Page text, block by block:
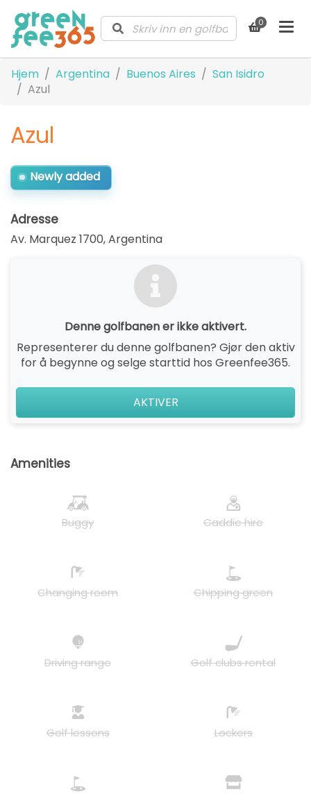
0
Hjem Argentina Buenos Aires
San Isidro
Azul
Azul
Newly added
Adresse
Av. Marquez 1700,Argentina
Denne golfbanen er ikke aktivert.
Representerer du denne golfbanen? Gjør den aktiv
for å begynne og selge starttid hos Greenfee365.
AKTIVER
Amenities
Buggy Caddie hire
Changing room Chipping green
Driving range Golf clubs rental
Golf lessons Lockers